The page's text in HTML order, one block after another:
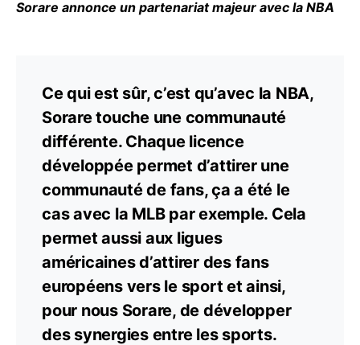
Sorare annonce un partenariat majeur avec la NBA
Ce qui est sûr, c’est qu’avec la NBA,
Sorare touche une communauté
différente. Chaque licence
développée permet d’attirer une
communauté de fans, ça a été le
cas avec la MLB par exemple. Cela
permet aussi aux ligues
américaines d’attirer des fans
européens vers le sport et ainsi,
pour nous Sorare, de développer
des synergies entre les sports.